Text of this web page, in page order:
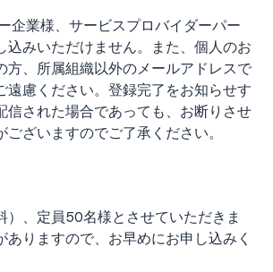
企業様、サービスプロバイダーパー
込みいただけません。また、個人のお
方、所属組織以外のメールアドレスで
遠慮ください。登録完了をお知らせす
信された場合であっても、お断りさせ
ざいますのでご了承ください。
）、定員50名様とさせていただきま
ありますので、お早めにお申し込みく